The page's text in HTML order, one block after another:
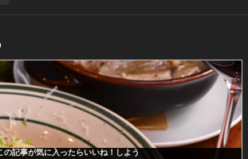
の記事が気に入ったらいいね！しよう